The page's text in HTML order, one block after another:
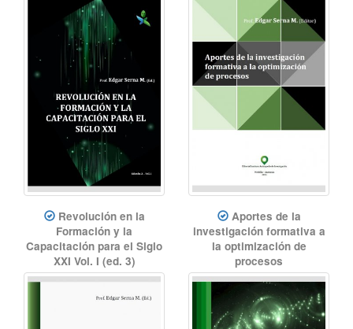
Revolución en la
Formación y la
Capacitación para el Siglo
XXI Vol. I (ed. 3)
Educación, innovación
educativa, innovación
Aportes de la
investigación formativa a
la optimización de
procesos
Ingeniería Industrial,
investigación formativa,
optimización de procesos,
Manufactura